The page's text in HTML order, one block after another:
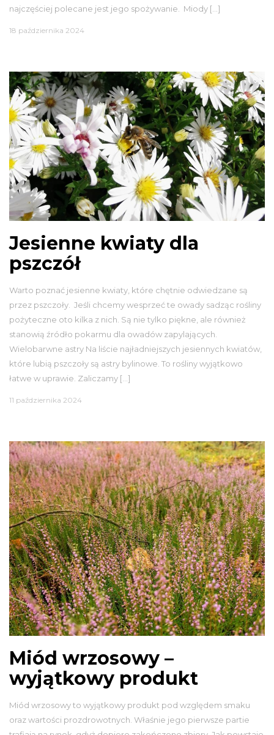
najczęściej polecane jest jego spożywanie. Miody […]
18 października 2024
Jesienne kwiaty dla
pszczół
Warto poznać jesienne kwiaty, które chętnie odwiedzane są
przez pszczoły. Jeśli chcemy wesprzeć te owady sadząc rośliny
pożyteczne oto kilka z nich. Są nie tylko piękne, ale również
stanowią źródło pokarmu dla owadów zapylających.
Wielobarwne astry Na liście najładniejszych jesiennych kwiatów,
które lubią pszczoły są astry bylinowe. To rośliny wyjątkowo
łatwe w uprawie. Zaliczamy […]
11 października 2024
Miód wrzosowy –
wyjątkowy produkt
Miód wrzosowy to wyjątkowy produkt pod względem smaku
oraz wartości prozdrowotnych. Właśnie jego pierwsze partie